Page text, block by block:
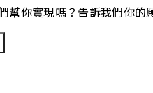
幫你實現嗎？告訴我們你的